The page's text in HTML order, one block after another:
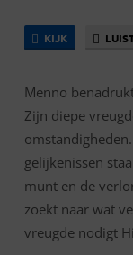
KIJK
Menno
Zijn diepe
gelijkenissen
munt en de
zoekt naar wat
vreugde nodigt